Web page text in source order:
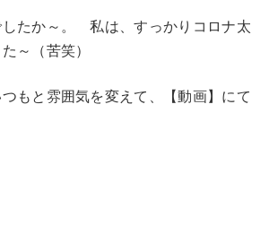
したか～。 私は、すっかりコロナ太
～（苦笑）
もと雰囲気を変えて、【動画】にて